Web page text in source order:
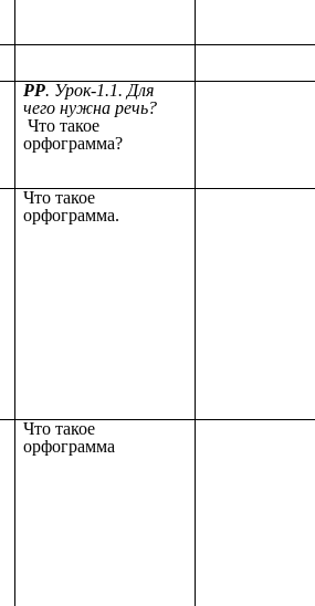
РР. Урок-1.1. Для
чего нужна речь?
Что такое
орфограмма?
Что такое
орфограмма.
Что такое
орфограмма